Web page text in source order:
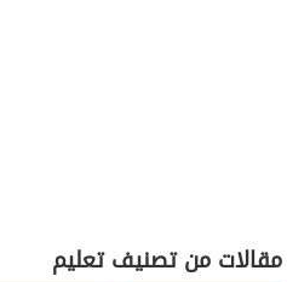
مقالات من تصنيف تعليم